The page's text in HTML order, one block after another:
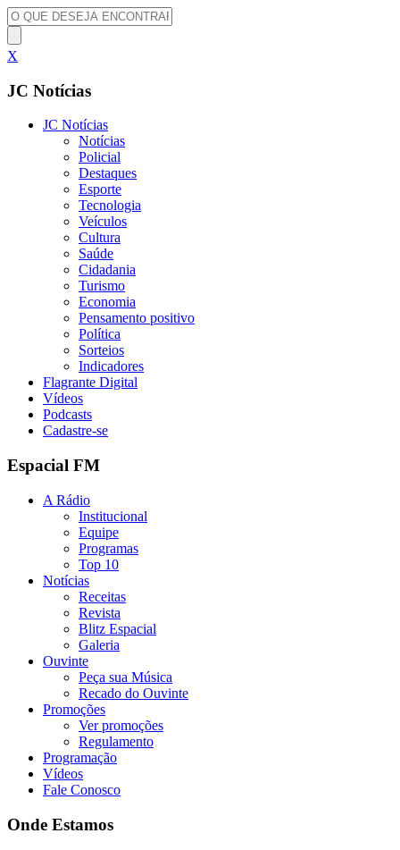
X
JC Notícias
JC Notícias
Notícias
Policial
Destaques
Esporte
Tecnologia
Veículos
Cultura
Saúde
Cidadania
Turismo
Economia
Pensamento positivo
Política
Sorteios
Indicadores
Flagrante Digital
Vídeos
Podcasts
Cadastre-se
Espacial FM
A Rádio
Institucional
Equipe
Programas
Top 10
Notícias
Receitas
Revista
Blitz Espacial
Galeria
Ouvinte
Peça sua Música
Recado do Ouvinte
Promoções
Ver promoções
Regulamento
Programação
Vídeos
Fale Conosco
Onde Estamos